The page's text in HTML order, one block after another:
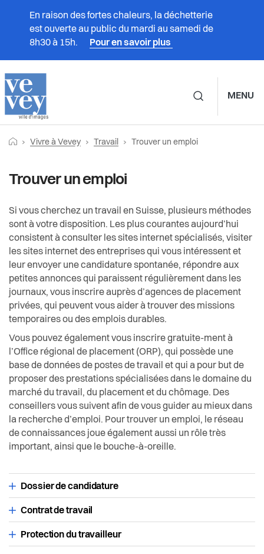
En raison des fortes chaleurs, la déchetterie
est ouverte au public du mardi au samedi de
8h30 à 15h.
Pour en savoir plus
MENU
Prestations
Vivre à Vevey
Vivre à Vevey
Associations
Culture
Durabilité et énergie
Economie et tourisme
Enfance et écoles
Espaces urbains
Intégration
Jeunesse
Religions
Santé et social
Travail
Formation
Trouver un emploi
Droit du travail
Chômage
Offres d'emploi à la Ville de Vevey
Syndicats
Administration
Vie politique
Actualités
Pilier public
Règlements
FilRetourner vers la page d'accueil
Vivre à Vevey Travail Page actuelle:
Trouver un emploi
Trouver un emploi
Si vous cherchez un travail en Suisse, plusieurs méthodes
sont à votre disposition. Les plus courantes aujourd’hui
consistent à consulter les sites internet spécialisés, visiter
les sites internet des entreprises qui vous intéressent et
leur envoyer une candidature spontanée, répondre aux
petites annonces qui paraissent régulièrement dans les
journaux, vous inscrire auprès d’agences de placement
privées, qui peuvent vous aider à trouver des missions
temporaires ou des emplois durables.
Vous pouvez également vous inscrire gratuite-ment à
l’Office régional de placement (ORP), qui possède une
base de données de postes de travail et qui a pour but de
proposer des prestations spécialisées dans le domaine du
marché du travail, du placement et du chômage. Des
conseillers vous suivent afin de vous guider au mieux dans
la recherche d’emploi. Pour trouver un emploi, le réseau
de connaissances joue également aussi un rôle très
important, ainsi que le bouche-à-oreille.
Dossier de candidature
Contrat de travail
Protection du travailleur